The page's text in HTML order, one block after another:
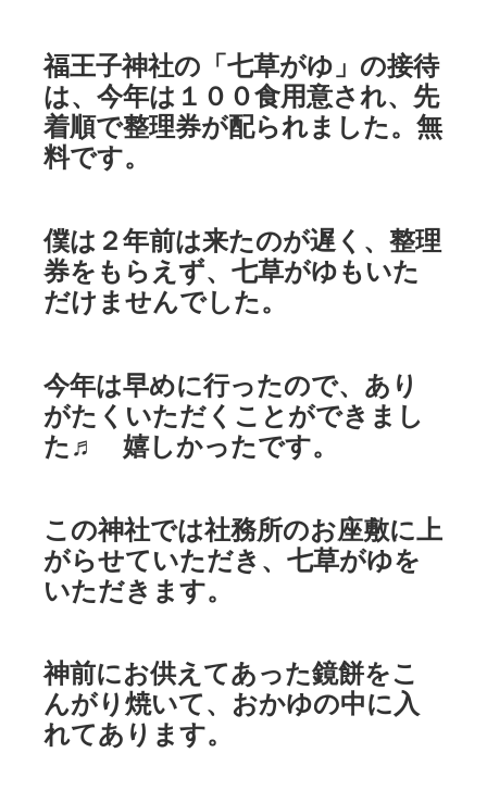
福王子神社の「七草がゆ」の接待
は、今年は１００食用意され、先
着順で整理券が配られました。無
料です。
僕は２年前は来たのが遅く、整理
券をもらえず、七草がゆもいた
だけませんでした。
今年は早めに行ったので、あり
がたくいただくことができまし
た♬ 嬉しかったです。
この神社では社務所のお座敷に上
がらせていただき、七草がゆを
いただきます。
神前にお供えてあった鏡餅をこ
んがり焼いて、おかゆの中に入
れてあります。